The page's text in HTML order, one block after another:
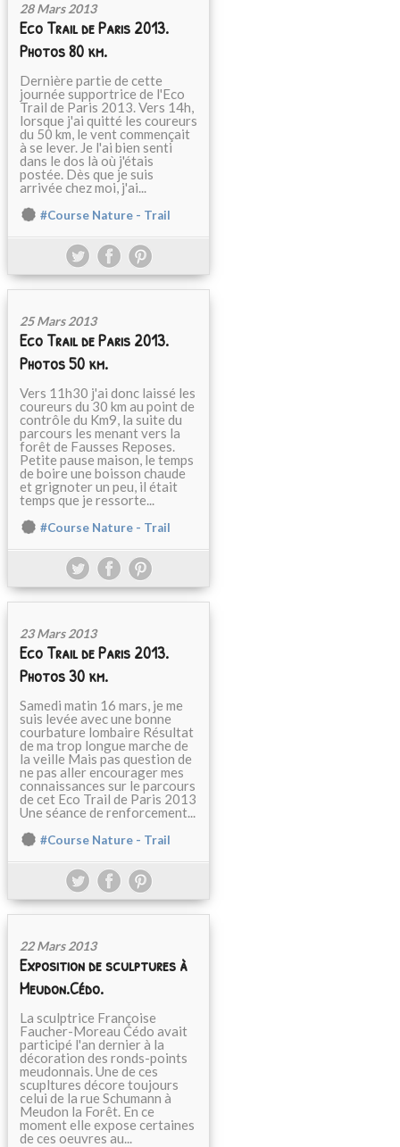
28 Mars 2013
Eco Trail de Paris 2013.
Photos 80 km.
Dernière partie de cette
journée supportrice de l'Eco
Trail de Paris 2013. Vers 14h,
lorsque j'ai quitté les coureurs
du 50 km, le vent commençait
à se lever. Je l'ai bien senti
dans le dos là où j'étais
postée. Dès que je suis
arrivée chez moi, j'ai...
#Course Nature - Trail
25 Mars 2013
Eco Trail de Paris 2013.
Photos 50 km.
Vers 11h30 j'ai donc laissé les
coureurs du 30 km au point de
contrôle du Km9, la suite du
parcours les menant vers la
forêt de Fausses Reposes.
Petite pause maison, le temps
de boire une boisson chaude
et grignoter un peu, il était
temps que je ressorte...
#Course Nature - Trail
23 Mars 2013
Eco Trail de Paris 2013.
Photos 30 km.
Samedi matin 16 mars, je me
suis levée avec une bonne
courbature lombaire Résultat
de ma trop longue marche de
la veille Mais pas question de
ne pas aller encourager mes
connaissances sur le parcours
de cet Eco Trail de Paris 2013
Une séance de renforcement...
#Course Nature - Trail
22 Mars 2013
Exposition de sculptures à
Meudon.Cédo.
La sculptrice Françoise
Faucher-Moreau Cédo avait
participé l'an dernier à la
décoration des ronds-points
meudonnais. Une de ces
scupltures décore toujours
celui de la rue Schumann à
Meudon la Forêt. En ce
moment elle expose certaines
de ces oeuvres au...